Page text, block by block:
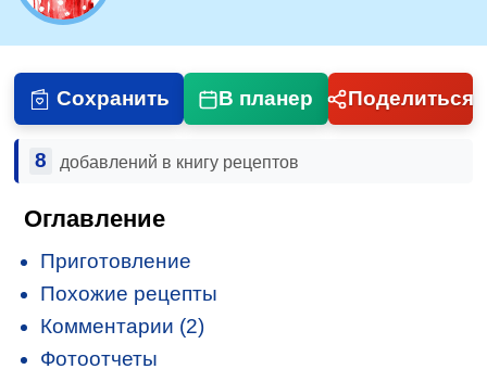
Сохранить В планер Поделиться
8 добавлений в книгу рецептов
Оглавление
Приготовление
Похожие рецепты
Комментарии (2)
Фотоотчеты